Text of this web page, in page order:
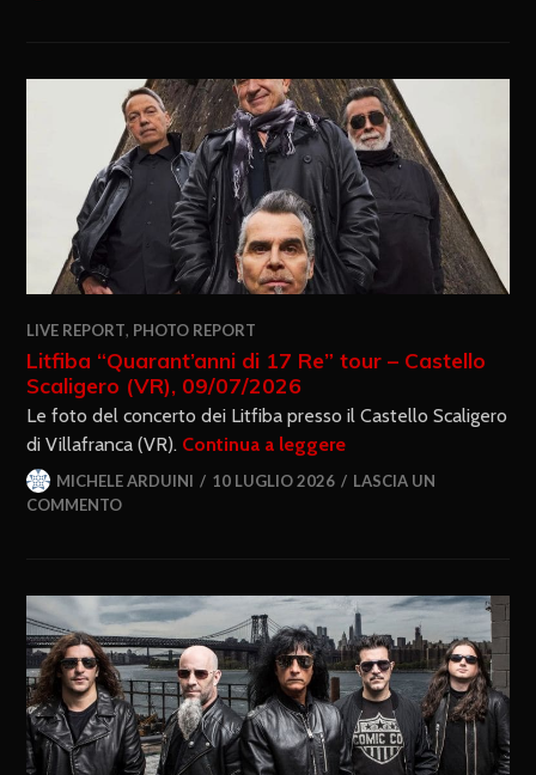
LIVE REPORT, PHOTO REPORT
Litfiba “Quarant’anni di 17 Re” tour – Castello
Scaligero (VR), 09/07/2026
Le foto del concerto dei Litfiba presso il Castello Scaligero
di Villafranca (VR). Continua a leggere
MICHELE ARDUINI 10 LUGLIO 2026
LASCIA UN
COMMENTO